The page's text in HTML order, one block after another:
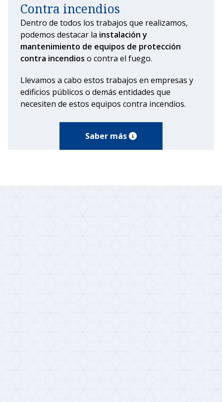
Contra incendios
Dentro de todos los trabajos que realizamos,
podemos destacar la instalación y
mantenimiento de equipos de protección
contra incendios o contra el fuego.
Llevamos a cabo estos trabajos en empresas y
edificios públicos o demás entidades que
necesiten de estos equipos contra incendios.
Saber más